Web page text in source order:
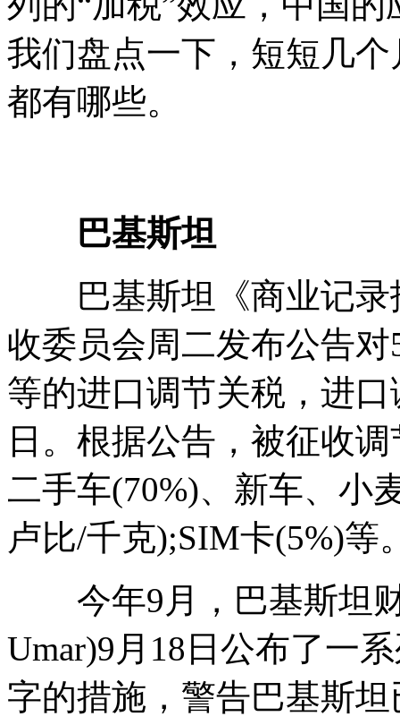
我们盘点一下，短短几
都有哪些。
巴基斯坦
巴基斯坦《商业记录
收委员会周二发布公告
等的进口调节关税，进
日。根据公告，被征收
二手车(70%)、新车、小
卢比/千克);SIM卡(5%)等
今年9月，巴基斯坦财
Umar)9月18日公布了一
字的措施，警告巴基斯